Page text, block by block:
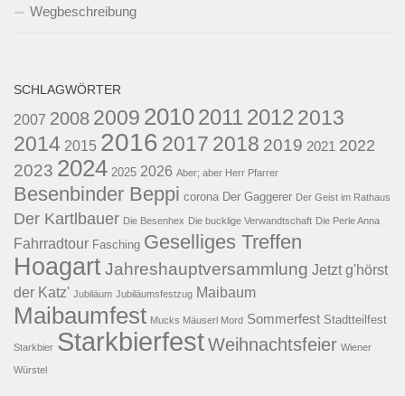
Wegbeschreibung
SCHLAGWÖRTER
2007 2008 2009 20102011 2012 2013
2014 2015 2016 2017 2018 2019 2021 2022
2023 2024 2025 2026 Aber; aber Herr Pfarrer
Besenbinder Beppi corona Der Gaggerer Der Geist im Rathaus
Der Kartlbauer Die Besenhex Die bucklige Verwandtschaft Die Perle Anna
Fahrradtour Fasching Geselliges Treffen
HoagartJahreshauptversammlung Jetzt g'hörst
der Katz' Jubiläum Jubiläumsfestzug Maibaum
Maibaumfest Mucks Mäuserl Mord Sommerfest Stadtteilfest
Starkbier StarkbierfestWeihnachtsfeier Wiener
Würstel